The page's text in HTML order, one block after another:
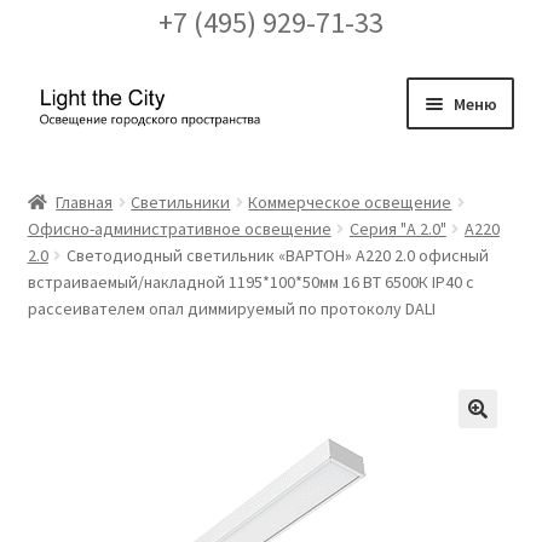
+7 (495) 929-71-33
Перейти
Перейти
Меню
FAQ про кронштейны
Бренды
Главная Светильники
Коммерческое освещение
Офисно-административное освещение
Серия "A 2.0"
А220
2.0
Светодиодный светильник «ВАРТОН» A220 2.0 офисный
встраиваемый/накладной 1195*100*50мм 16 ВТ 6500К IP40 с
рассеивателем опал диммируемый по протоколу DALI